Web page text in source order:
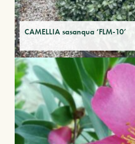
CAMELLIA sasanqua ‘FLM-10’